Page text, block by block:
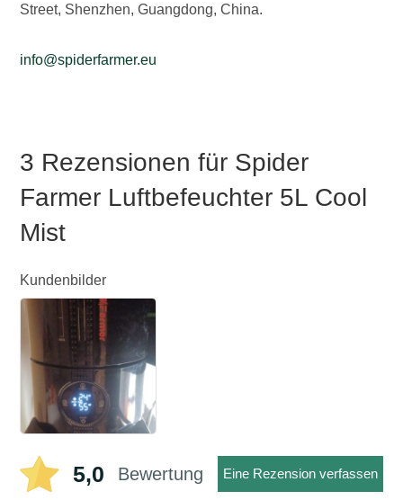
Street, Shenzhen, Guangdong, China.
info@spiderfarmer.eu
3 Rezensionen für Spider
Farmer Luftbefeuchter 5L Cool
Mist
Kundenbilder
5,0 Bewertung Eine Rezension verfassen